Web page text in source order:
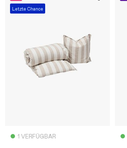
Letzte Chance
1 VERFÜGBAR